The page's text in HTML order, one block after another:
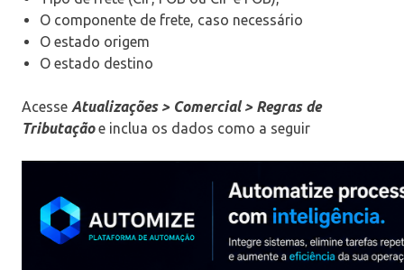
O componente de frete, caso necessário
O estado origem
O estado destino
Acesse Atualizações > Comercial > Regras de
Tributaçãoe inclua os dados como a seguir